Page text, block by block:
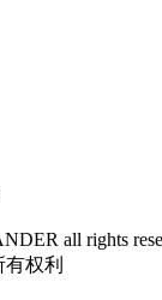
all rights
权利